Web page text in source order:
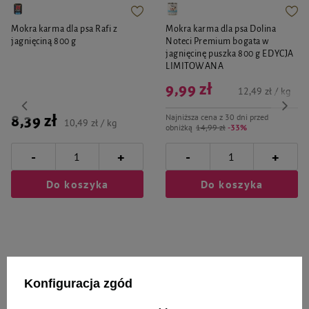
Mokra karma dla psa Rafi z
jagnięciną 800 g
8,39 zł 10,49 zł / kg
- +
Do koszyka
Mokra karma dla psa Dolina
Noteci Premium bogata w
jagnięcinę puszka 800 g EDYCJA
LIMITOWANA
Najniższa cena z 30 dni przed
obniżką 14,99 zł -33%
9,99 zł 12,49 zł / kg
- +
Do koszyka
Wybrane specjalnie dla
Konfiguracja zgód